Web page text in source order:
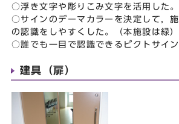
○浮き文字や彫りこみ文字を活用した。
○サインのデーマカラーを決定して，
の認識をしやすくした。（本施設は緑）
○誰でも一目で認識できるピクトサイン
建具（扉）